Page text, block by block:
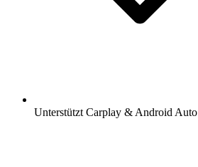
Unterstützt Carplay & Android Auto